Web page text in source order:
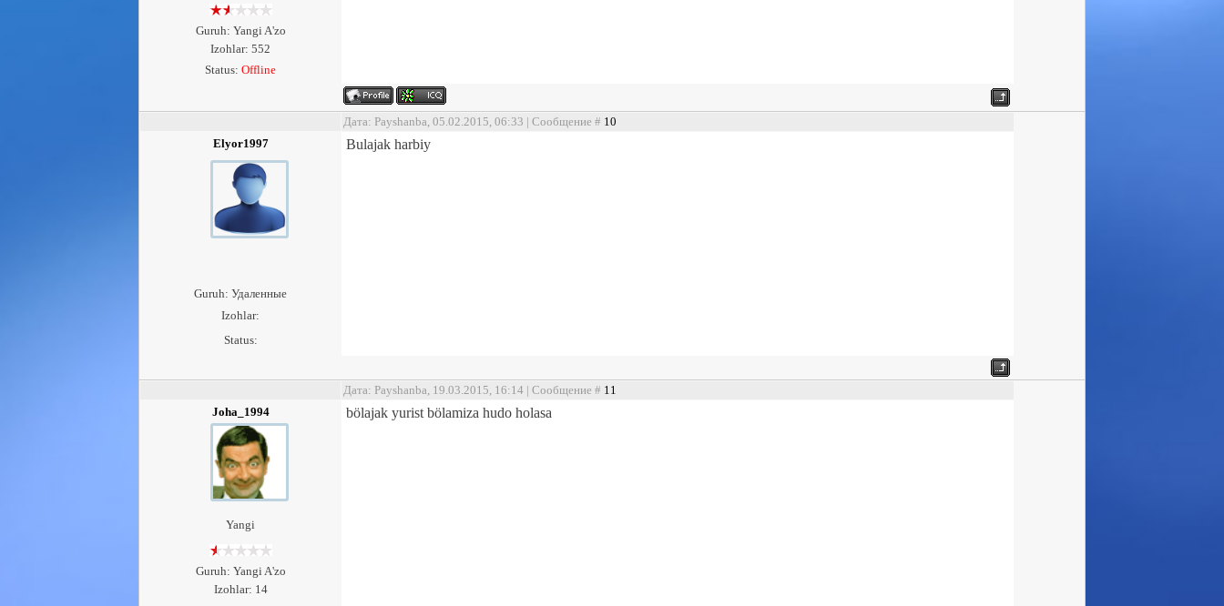
Guruh: Yangi A'zo
Izohlar: 552
Status: Offline
Дата: Payshanba, 05.02.2015, 06:33 | Сообщение # 10
Elyor1997
Guruh: Удаленные
Izohlar:
Status:
Bulajak harbiy
Дата: Payshanba, 19.03.2015, 16:14 | Сообщение # 11
Joha_1994
Yangi
Guruh: Yangi A'zo
Izohlar: 14
bölajak yurist bölamiza hudo holasa